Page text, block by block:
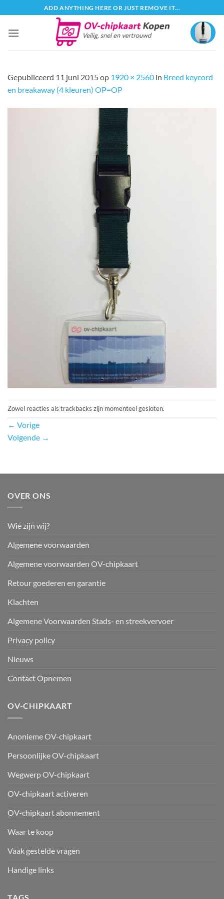
naar
inhoud
ADD ANYTHING HERE OR JUST REMOVE IT...
Gepubliceerd 11 juni 2015op 1920 × 2560 in Breed keycord
en breakaway (4 kleuren) OP=OP
Zowel reacties als trackbacks zijn momenteel gesloten.
← Vorige
Volgende →
OVER ONS
Wie zijn wij?
Algemene voorwaarden
Algemene voorwaarden OV-chipkaart
Retour goederen en garantie
Klachten
Algemene Voorwaarden Stads- en streekvervoer
Privacy policy
Nieuws
Contact Opnemen
OV-CHIPKAART
Anonieme OV-chipkaart
Persoonlijke OV-chipkaart
Wegwerp OV-chipkaart
OV-chipkaart activeren
OV-chipkaart abonnement
Waar te koop
Vaak gestelde vragen
Handige links
TAGS